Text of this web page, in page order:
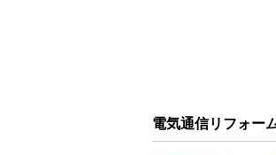
電気通信リフォー